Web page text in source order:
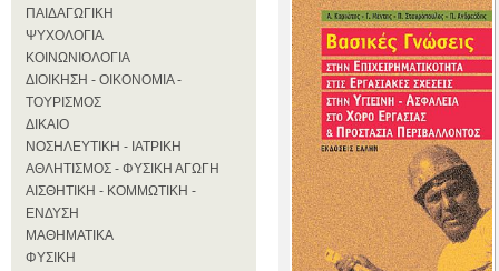
ΠΑΙΔΑΓΩΓΙΚΗ
ΨΥΧΟΛΟΓΙΑ
ΚΟΙΝΩΝΙΟΛΟΓΙΑ
ΔΙΟΙΚΗΣΗ - ΟΙΚΟΝΟΜΙΑ -
ΤΟΥΡΙΣΜΟΣ
ΔΙΚΑΙΟ
ΝΟΣΗΛΕΥΤΙΚΗ - ΙΑΤΡΙΚΗ
ΑΘΛΗΤΙΣΜΟΣ - ΦΥΣΙΚΗ ΑΓΩΓΗ
ΑΙΣΘΗΤΙΚΗ - ΚΟΜΜΩΤΙΚΗ -
ΕΝΔΥΣΗ
ΜΑΘΗΜΑΤΙΚΑ
ΦΥΣΙΚΗ